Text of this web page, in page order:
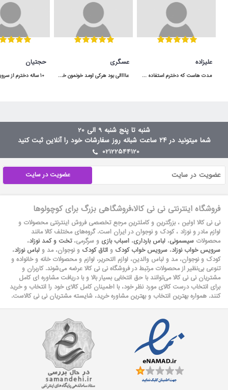
علیزاده
مدت هاست که دخترم استفاده می کنه و کیفیت مناسبی داره.در شگفت انگیز با قیمت عالی خریدم.
عسگری
عاااالی بود هرکی اومد خونمون خوشش اومده هرچند که رنگ قسمت قهوه ایش دقیقا مثل عکس نبود و تیره تر هست .
حجتیان
شنبه تا پنج شنبه 9 الی 20
شما میتونید در ۲۴ ساعت شبانه روز سفارشات خود را آنلاین ثبت کنید
02122544120
عضویت در سایت
فروشگاه اینترنتی نی نی کالا،فروشگاهی بزرگ برای کوچولوها
نی نی کالا اولین ، بزرگترین و کاملترین مرجع تخصصی فروش اینترنتی محصولات و
لوازم مادر و نوزاد ، کودک و نوجوان در ایران است. گروه‏‏‌های مختلف کالا مانند
محصولات سیسمونی، لباس بارداری، اسباب بازی و سرگرمی،تخت و کمد نوزاد،
سرویس خواب نوزاد، سرویس خواب کودک و اتاق کودک و نوجوان، مد و لباس نوزاد،
کودک و نوجوان، مد و لباس والدین، لوازم التحریر، لوازم و محصولات خانه و خانواده و
تنوعی بی‌نظیر از محصولات مرتبط در فروشگاه نی نی کالا عرضه می‏‏‏‌شوند. کاربران و
مشتریان نی نی‌ کالا می‏‏‌توانند با حق انتخابی بسیار بالا و با دریافت مشاوره ای کامل
برای انتخاب درست کالای مورد نظر خود، با اطمینان کامل کالای خود را انتخاب و خرید
کنند. همواره بهترین انتخاب و بهترین مشاوره خرید، شایسته مشتریان نی نی کالاست.